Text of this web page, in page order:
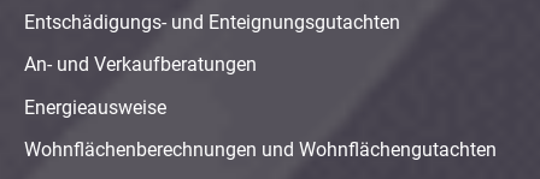
Entschädigungs- und Enteignungsgutachten
An- und Verkaufberatungen
Energieausweise
Wohnflächenberechnungen und Wohnflächengutachten